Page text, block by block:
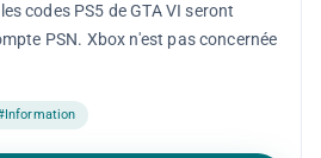
codes PS5 de GTA VI seront
PSN. Xbox n'est pas concernée